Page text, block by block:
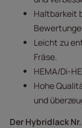
Haltbarkeit
Leicht zu
Fräse.
HEMA/Di-
Hohe
und
Der Hybridlack Nr.